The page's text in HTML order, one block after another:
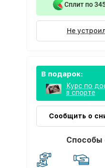
Сплит по
Не
В подарок:
Курс по
в спорте
Сообщить о
Способы